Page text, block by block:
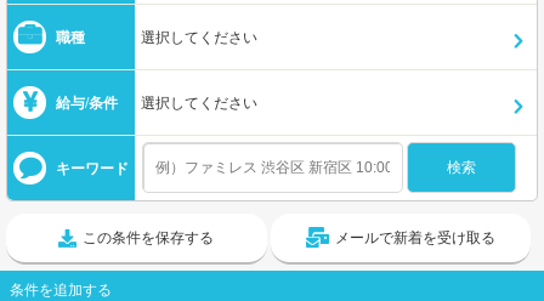
職種 選択してください
給与/条件 選択してください
キーワード
この条件を保存する メールで新着を受け取る
条件を追加する